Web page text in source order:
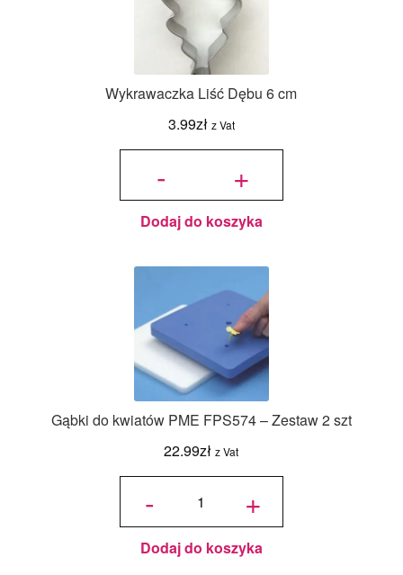
Wykrawaczka Liść Dębu 6 cm
3.99zł z Vat
-
ilość
cm +
Dodaj do koszyka
Gąbki do kwiatów PME FPS574 – Zestaw 2 szt
22.99zł z Vat
-
ilość
kwiatów
PME
FPS574
-
Zestaw
+
Dodaj do koszyka